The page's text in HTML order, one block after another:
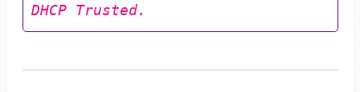
DHCP Trusted.